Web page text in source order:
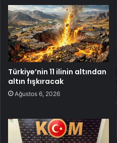
Türkiye’nin 11 ilinin altından
altın fışkıracak
Ağustos 6, 2026